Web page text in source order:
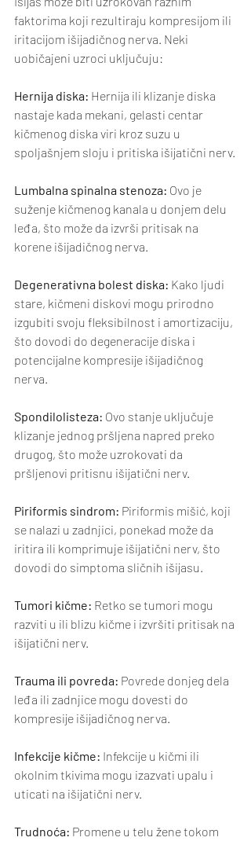
faktorima koji rezultiraju kompresijom ili
iritacijom išijadičnog nerva. Neki
uobičajeni uzroci uključuju:
Hernija diska: Hernija ili klizanje diska
nastaje kada mekani, gelasti centar
kičmenog diska viri kroz suzu u
spoljašnjem sloju i pritiska išijatični nerv.
Lumbalna spinalna stenoza: Ovo je
suženje kičmenog kanala u donjem delu
leđa, što može da izvrši pritisak na
korene išijadičnog nerva.
Degenerativna bolest diska: Kako ljudi
stare, kičmeni diskovi mogu prirodno
izgubiti svoju fleksibilnost i amortizaciju,
što dovodi do degeneracije diska i
potencijalne kompresije išijadičnog
nerva.
Spondilolisteza: Ovo stanje uključuje
klizanje jednog pršljena napred preko
drugog, što može uzrokovati da
pršljenovi pritisnu išijatični nerv.
Piriformis sindrom: Piriformis mišić, koji
se nalazi u zadnjici, ponekad može da
iritira ili komprimuje išijatični nerv, što
dovodi do simptoma sličnih išijasu.
Tumori kičme: Retko se tumori mogu
razviti u ili blizu kičme i izvršiti pritisak na
išijatični nerv.
Trauma ili povreda: Povrede donjeg dela
leđa ili zadnjice mogu dovesti do
kompresije išijadičnog nerva.
Infekcije kičme: Infekcije u kičmi ili
okolnim tkivima mogu izazvati upalu i
uticati na išijatični nerv.
Trudnoća: Promene u telu žene tokom